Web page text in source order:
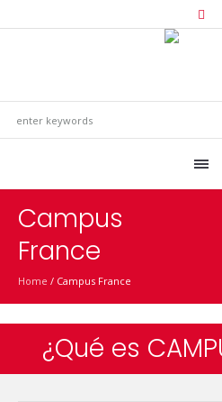
Campus
France
Home / Campus France
¿Qué es